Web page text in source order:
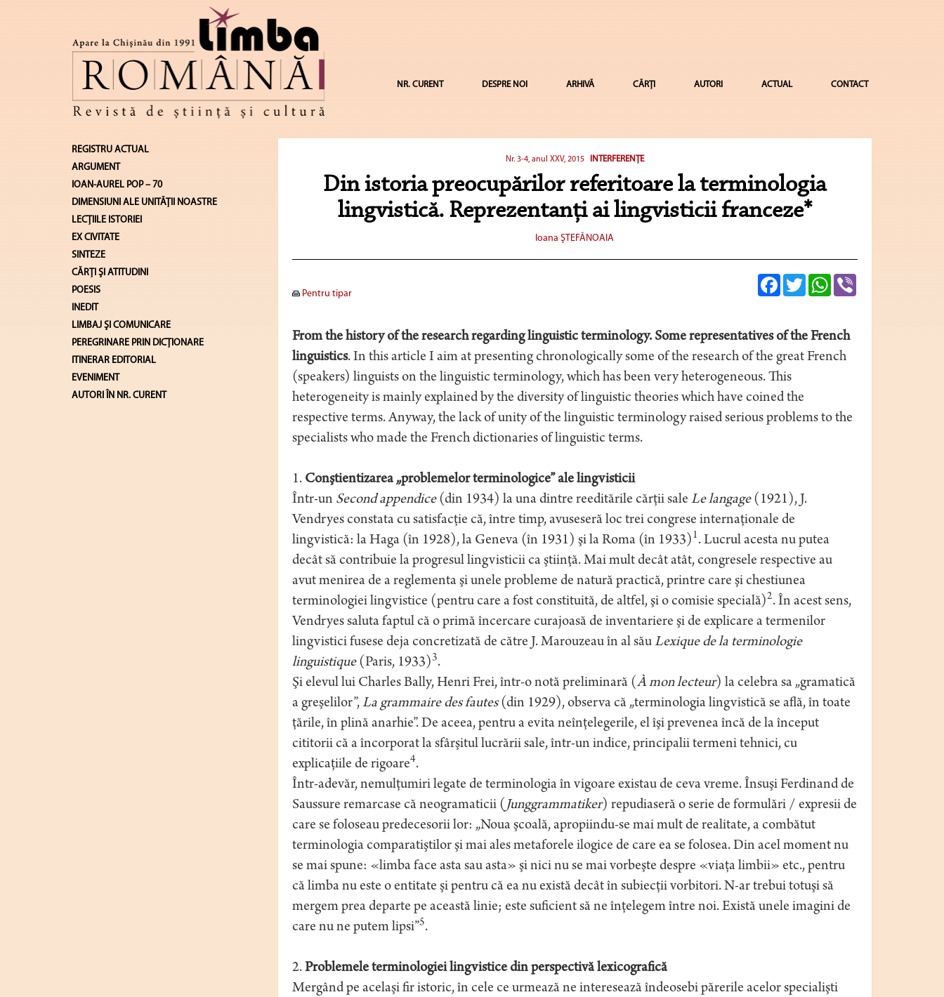
NR. CURENT DESPRE NOI ARHIVĂ CĂRȚI AUTORI ACTUAL CONTACT
REGISTRU ACTUAL
ARGUMENT
IOAN-AUREL POP – 70
DIMENSIUNI ALE UNITĂŢII NOASTRE
LECŢIILE ISTORIEI
EX CIVITATE
SINTEZE
CĂRŢI ŞI ATITUDINI
POESIS
INEDIT
LIMBAJ ŞI COMUNICARE
PEREGRINARE PRIN DICȚIONARE
ITINERAR EDITORIAL
EVENIMENT
AUTORI ÎN NR. CURENT
Nr. 3-4, anul XXV, 2015 INTERFERENŢE
Din istoria preocupărilor referitoare la terminologia
lingvistică. Reprezentanţi ai lingvisticii franceze*
Ioana ŞTEFĂNOAIA
Pentru tipar
FacebookTwitterWhatsApp
From the history of the research regarding linguistic terminology. Some representatives of the French
linguistics. In this article I aim at presenting chronologically some of the research of the great French
(speakers) linguists on the linguistic terminology, which has been very heterogeneous. This
heterogeneity is mainly explained by the diversity of linguistic theories which have coined the
respective terms. Anyway, the lack of unity of the linguistic terminology raised serious problems to the
specialists who made the French dictionaries of linguistic terms.
1.Conştientizarea „problemelor terminologice” ale lingvisticii
Într-un Second appendice(din 1934) la una dintre reeditările cărţii sale Le langage(1921), J.
Vendryes constata cu satisfacţie că, între timp, avuseseră loc trei congrese internaţionale de
lingvistică: la Haga (în 1928), la Geneva (în 1931) şi la Roma (în 1933)1. Lucrul acesta nu putea
decât să contribuie la progresul lingvisticii ca ştiinţă. Mai mult decât atât, congresele respective au
avut menirea de a reglementa şi unele probleme de natură practică, printre care şi chestiunea
terminologiei lingvistice (pentru care a fost constituită, de altfel, şi o comisie specială)2. În acest sens,
Vendryes saluta faptul că o primă încercare curajoasă de inventariere şi de explicare a termenilor
lingvistici fusese deja concretizată de către J. Marouzeau în al săuLexique de la terminologie
linguistique(Paris, 1933)3.
Şi elevul lui Charles Bally, Henri Frei, într-o notă preliminară (À mon lecteur) la celebra sa „gramatică
a greşelilor”,La grammaire des fautes(din 1929), observa că „terminologia lingvistică se află, în toate
ţările, în plină anarhie”. De aceea, pentru a evita neînţelegerile, el îşi prevenea încă de la început
cititorii că a încorporat la sfârşitul lucrării sale, într-un indice, principalii termeni tehnici, cu
explicaţiile de rigoare4.
Într-adevăr, nemulţumiri legate de terminologia în vigoare existau de ceva vreme. Însuşi Ferdinand de
Saussure remarcase că neogramaticii ( Junggrammatiker) repudiaseră o serie de formulări / expresii de
care se foloseau predecesorii lor: „Noua şcoală, apropiindu-se mai mult de realitate, a combătut
terminologia comparatiştilor şi mai ales metaforele ilogice de care ea se folosea. Din acel moment nu
se mai spune: «limba face asta sau asta» şi nici nu se mai vorbeşte despre «viaţa limbii» etc., pentru
că limba nu este o entitate şi pentru că ea nu există decât în subiecţii vorbitori. N-ar trebui totuşi să
mergem prea departe pe această linie; este suficient să ne înţelegem între noi. Există unele imagini de
care nu ne putem lipsi”5.
2.Problemele terminologiei lingvistice din perspectivă lexicografică
Mergând pe acelaşi fir istoric, în cele ce urmează ne interesează îndeosebi părerile acelor specialişti